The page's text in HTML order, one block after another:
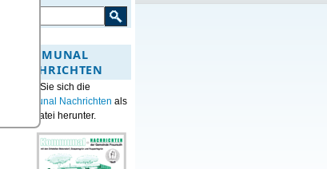
KOMMUNAL
NACHRICHTEN
Laden Sie sich die
Kommunal Nachrichten als
PDF-Datei herunter.